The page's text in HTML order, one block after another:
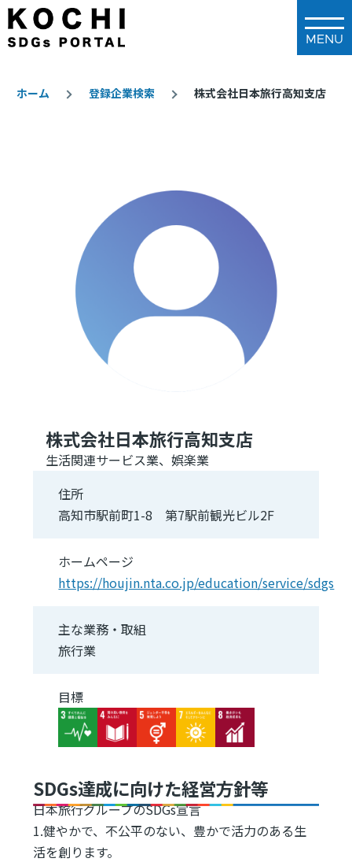
メインコンテンツに移動
ホーム 登録企業検索 株式会社日本旅行高知支店
株式会社日本旅行高知支店
生活関連サービス業、娯楽業
住所
高知市駅前町1-8 第7駅前観光ビル2F
ホームページ
https://houjin.nta.co.jp/education/service/sdgs
主な業務・取組
旅行業
目標
Image
Image Image Image Image
SDGs達成に向けた経営方針等
日本旅行グループのSDGs宣言
1.健やかで、不公平のない、豊かで活力のある生
活を創ります。